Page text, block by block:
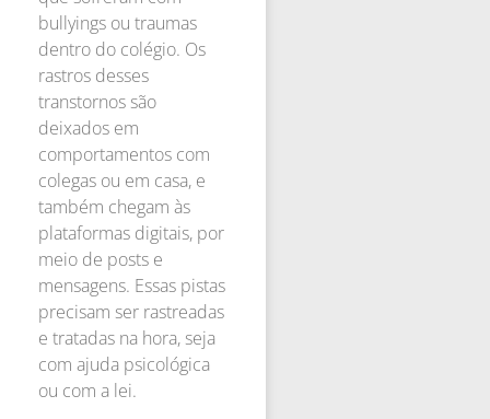
bullyings ou traumas
dentro do colégio. Os
rastros desses
transtornos são
deixados em
comportamentos com
colegas ou em casa, e
também chegam às
plataformas digitais, por
meio de posts e
mensagens. Essas pistas
precisam ser rastreadas
e tratadas na hora, seja
com ajuda psicológica
ou com a lei.